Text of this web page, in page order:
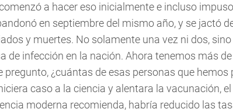
a hacer eso inicialmente e incluso
en septiembre del mismo año, y se jactó
y muertes. No solamente una vez ni dos,
de infección en la nación. Ahora tenemos más
pregunto, ¿cuántas de esas personas que hemos
caso a la ciencia y alentara la vacunación,
moderna recomienda, habría reducido las